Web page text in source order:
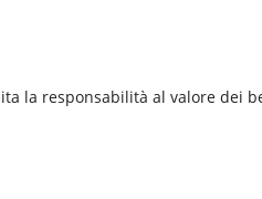
la responsabilità al valore dei